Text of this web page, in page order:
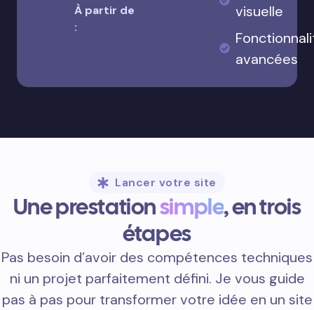
À partir de
:
visuelle
avancées
Lancer votre site
Une prestationsimple, en trois
étapes
Pas besoin d’avoir des compétences techniques
ni un projet parfaitement défini. Je vous guide
pas à pas pour transformer votre idée en un site